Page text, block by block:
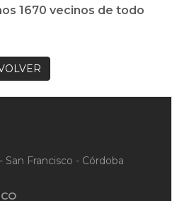
1670 vecinos de todo
Francisco - Córdoba